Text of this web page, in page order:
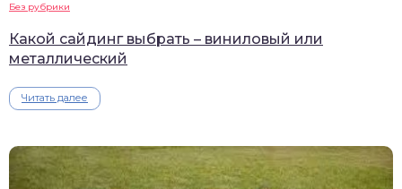
Без рубрики
Какой сайдинг выбрать – виниловый или
металлический
Читать далее